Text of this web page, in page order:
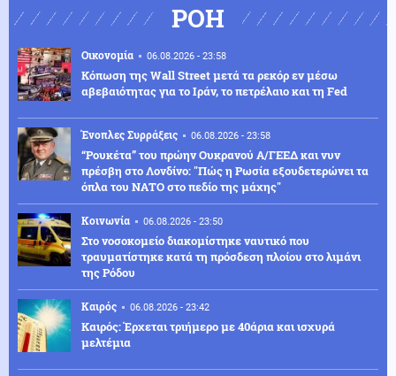
ΡΟΗ
Οικονομία 06.08.2026 - 23:58
Κόπωση της Wall Street μετά τα ρεκόρ εν μέσω
αβεβαιότητας για το Ιράν, το πετρέλαιο και τη Fed
Ένοπλες Συρράξεις 06.08.2026 - 23:58
“Ρουκέτα” του πρώην Ουκρανού Α/ΓΕΕΔ και νυν
πρέσβη στο Λονδίνο: "Πώς η Ρωσία εξουδετερώνει τα
όπλα του ΝΑΤΟ στο πεδίο της μάχης"
Κοινωνία 06.08.2026 - 23:50
Στο νοσοκομείο διακομίστηκε ναυτικό που
τραυματίστηκε κατά τη πρόσδεση πλοίου στο λιμάνι
της Ρόδου
Καιρός 06.08.2026 - 23:42
Καιρός: Έρχεται τριήμερο με 40άρια και ισχυρά
μελτέμια